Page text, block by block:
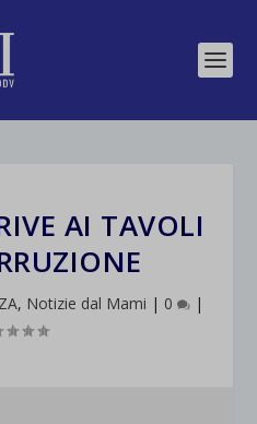
AI TAVOLI
, Notizie dal Mami | 0 |